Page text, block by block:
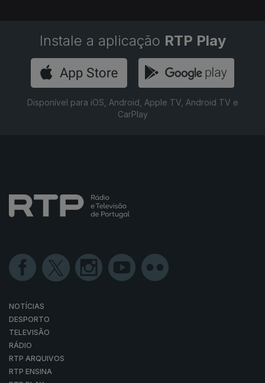
Instale a aplicação RTP Play
Disponível para iOS, Android, Apple TV, Android TV e
CarPlay
NOTÍCIAS
DESPORTO
TELEVISÃO
RÁDIO
RTP ARQUIVOS
RTP ENSINA